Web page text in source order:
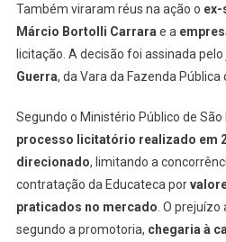
Também viraram réus na ação o ex-
Márcio Bortolli Carrara e a
licitação. A decisão foi assinada pelo
Guerra, da Vara da Fazenda Pública
Segundo o Ministério Público de
processo licitatório realizado em
direcionado, limitando a
contratação da Educateca por
praticados no mercado . O
segundo a promotoria, chegaria à